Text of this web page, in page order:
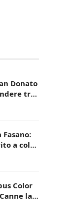
Donato
tra
Fasano:
a colpi
Color
la
e